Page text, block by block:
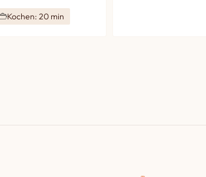
Kochen: 20 min